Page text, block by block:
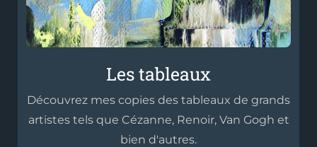
Les tableaux
Découvrez mes copies des tableaux de grands
artistes tels que Cézanne, Renoir, Van Gogh et
bien d'autres.